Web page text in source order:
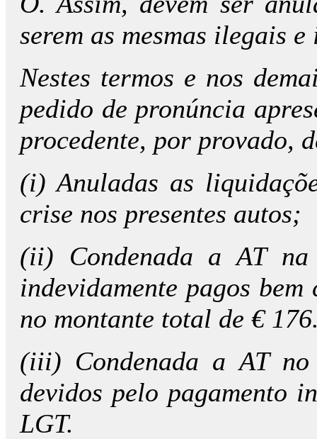
serem as mesmas ilegais
Nestes termos e nos
pedido de pronúncia
procedente, por provado,
(i) Anuladas as
crise nos presentes autos;
(ii) Condenada a AT na
indevidamente pagos
no montante total de €
(iii) Condenada a AT no
devidos pelo pagamento
LGT.